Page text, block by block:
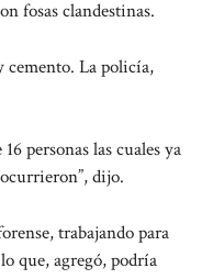
fosas clandestinas.
cemento. La policía,
personas las cuales ya
dijo.
trabajando para
que, agregó, podría